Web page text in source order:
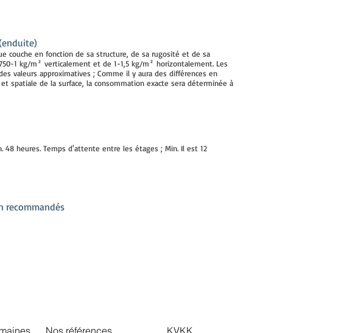
couche en fonction de sa structure, de sa rugosité et de sa
1 kg/m² verticalement et de 1-1,5 kg/m² horizontalement. Les
valeurs approximatives ; Comme il y aura des différences en
spatiale de la surface, la consommation exacte sera déterminée à
48 heures. Temps d'attente entre les étages ; Min. Il est 12
recommandés
Nos références KVKK